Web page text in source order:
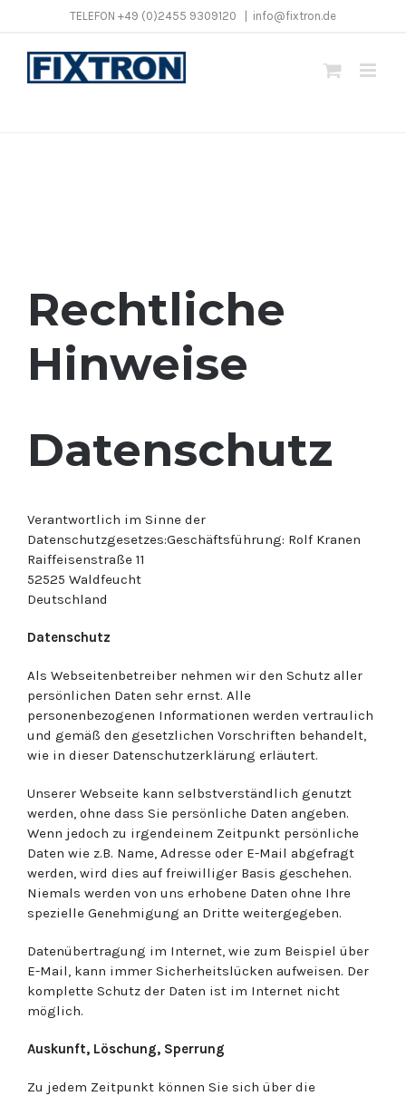
springen
TELEFON +49 (0)2455 9309120 info@fixtron.de
Rechtliche
Hinweise
Datenschutz
Verantwortlich im Sinne der
Datenschutzgesetzes:Geschäftsführung: Rolf Kranen
Raiffeisenstraße 11
52525 Waldfeucht
Deutschland
Datenschutz
Als Webseitenbetreiber nehmen wir den Schutz aller
persönlichen Daten sehr ernst. Alle
personenbezogenen Informationen werden vertraulich
und gemäß den gesetzlichen Vorschriften behandelt,
wie in dieser Datenschutzerklärung erläutert.
Unserer Webseite kann selbstverständlich genutzt
werden, ohne dass Sie persönliche Daten angeben.
Wenn jedoch zu irgendeinem Zeitpunkt persönliche
Daten wie z.B. Name, Adresse oder E-Mail abgefragt
werden, wird dies auf freiwilliger Basis geschehen.
Niemals werden von uns erhobene Daten ohne Ihre
spezielle Genehmigung an Dritte weitergegeben.
Datenübertragung im Internet, wie zum Beispiel über
E-Mail, kann immer Sicherheitslücken aufweisen. Der
komplette Schutz der Daten ist im Internet nicht
möglich.
Auskunft, Löschung, Sperrung
Zu jedem Zeitpunkt können Sie sich über die